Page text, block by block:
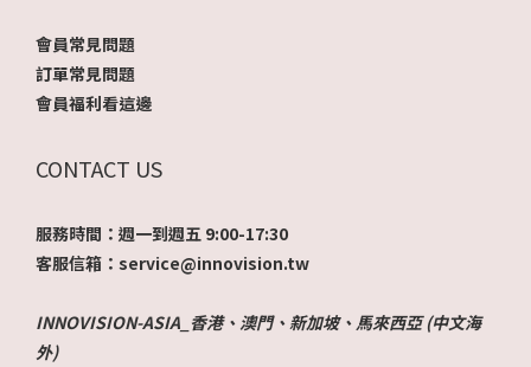
會員常見問題
訂單常見問題
會員福利看這邊
CONTACT US
服務時間：週一到週五 9:00-17:30
客服信箱：service@innovision.tw
INNOVISION-ASIA_香港、澳門、新加坡、馬來西亞 (中文海
外)